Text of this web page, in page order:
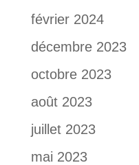
février 2024
décembre 2023
octobre 2023
août 2023
juillet 2023
mai 2023